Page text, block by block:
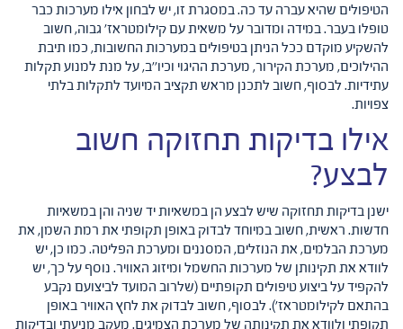
הטיפולים שהיא עברה עד כה. במסגרת זו, יש לבחון אילו מערכות כבר
טופלו בעבר. במידה ומדובר על משאית עם קילומטראז' גבוה, חשוב
להשקיע מוקדם ככל הניתן בטיפולים במערכות החשובות, כמו תיבת
ההילוכים, מערכת הקירור, מערכת ההיגוי וכיו''ב, על מנת למנוע תקלות
עתידיות. לבסוף, חשוב לתכנן מראש תקציב המיועד לתקלות בלתי
צפויות.
אילו בדיקות תחזוקה חשוב
לבצע?
ישנן בדיקות תחזוקה שיש לבצע הן במשאיות יד שניה והן במשאיות
חדשות. ראשית, חשוב במיוחד לבדוק באופן תקופתי את רמת השמן, את
מערכת הבלמים, את הנוזלים, המסננים ומערכת הפליטה. כמו כן, יש
לוודא את תקינותן של מערכות החשמל ומיזוג האוויר. נוסף על כך, יש
להקפיד על ביצוע טיפולים תקופתיים (שלרוב המועד לביצועם נקבע
בהתאם לקילומטראז'). לבסוף, חשוב לבדוק את לחץ האוויר באופן
תקופתי ולוודא את תקינותה של מערכת הצמיגים. מעקב מניעתי ובדיקות